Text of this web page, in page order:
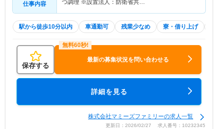
仕事内容
つ調理 ※設置法人：防衛省共…
駅から徒歩10分以内 車通勤可 残業少なめ 寮・借り上げ
保存する
最新の募集状況を問い合わせる
詳細を見る
株式会社マミーズファミリーの求人一覧
更新日：2026/02/27 求人番号：10232345